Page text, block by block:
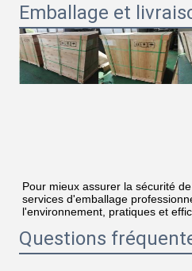
Emballage et
Pour mieux assurer la sécurité
services d'emballage
l'environnement, pratiques et
Questions